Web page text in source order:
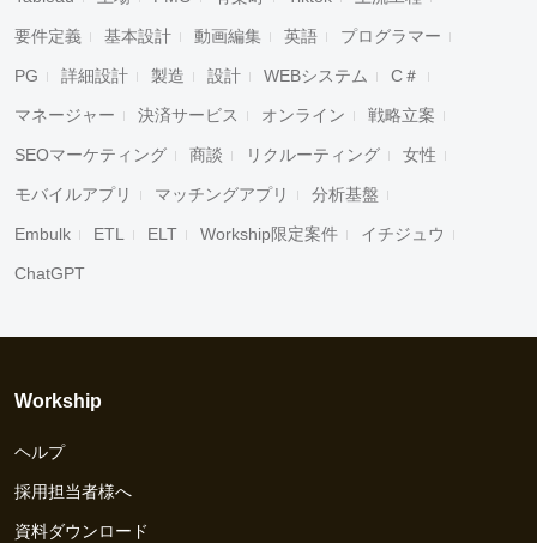
要件定義 基本設計 動画編集 英語 プログラマー
PG 詳細設計 製造 設計 WEBシステム C＃
マネージャー 決済サービス オンライン 戦略立案
SEOマーケティング 商談 リクルーティング 女性
モバイルアプリ マッチングアプリ 分析基盤
Embulk ETL ELT Workship限定案件 イチジュウ
ChatGPT
Workship
ヘルプ
採用担当者様へ
資料ダウンロード